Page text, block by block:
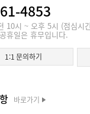
4853
10시 ~ 오후 5시 (점심시
휴일은 휴무입니다.
1:1 문의하기
바로가기